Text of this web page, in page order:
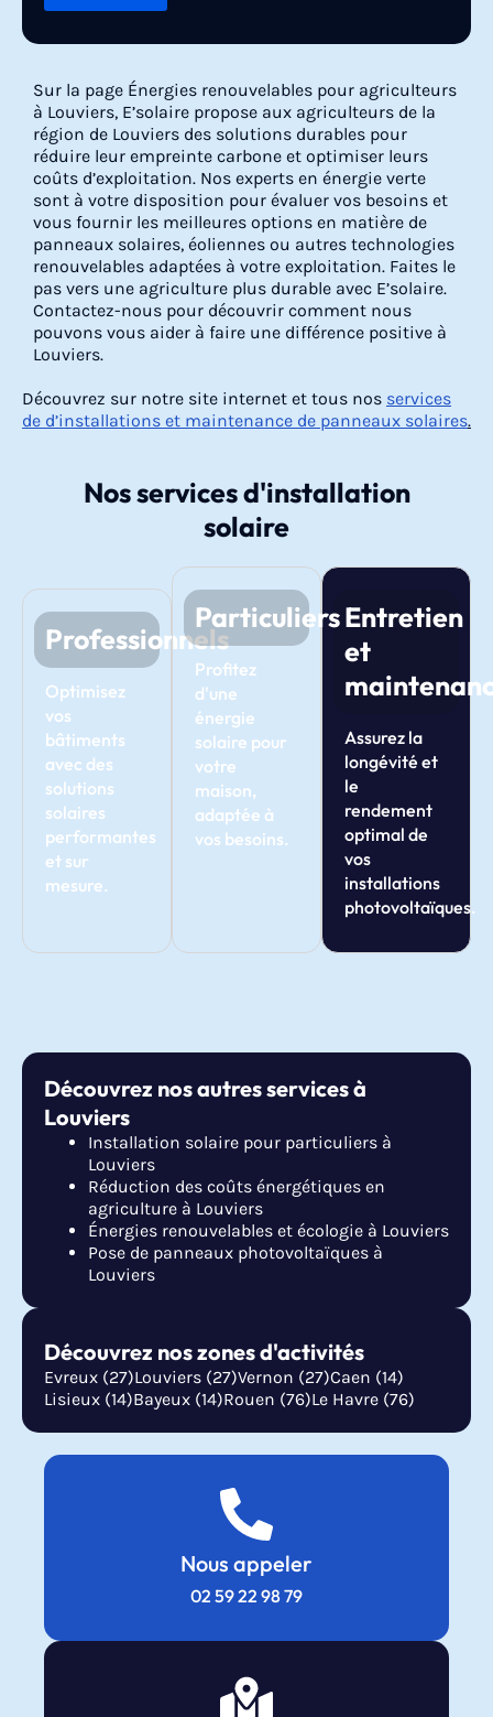
Sur la page Énergies renouvelables pour agriculteurs
à Louviers, E’solaire propose aux agriculteurs de la
région de Louviers des solutions durables pour
réduire leur empreinte carbone et optimiser leurs
coûts d’exploitation. Nos experts en énergie verte
sont à votre disposition pour évaluer vos besoins et
vous fournir les meilleures options en matière de
panneaux solaires, éoliennes ou autres technologies
renouvelables adaptées à votre exploitation. Faites le
pas vers une agriculture plus durable avec E’solaire.
Contactez-nous pour découvrir comment nous
pouvons vous aider à faire une différence positive à
Louviers.
Découvrez sur notre site internet et tous nos services
de d’installations et maintenance de panneaux solaires.
Nos services d'installation
solaire
Professionnels
Optimisez
vos
bâtiments
avec des
solutions
solaires
performantes
et sur
mesure.
Particuliers
Profitez
d'une
énergie
solaire pour
votre
maison,
adaptée à
vos besoins.
Entretien
et
Assurez la
longévité et
le
rendement
optimal de
vos
installations
photovoltaïques.
Découvrez nos autres services à
Louviers
Installation solaire pour particuliers à
Louviers
Réduction des coûts énergétiques en
agriculture à Louviers
Énergies renouvelables et écologie à Louviers
Pose de panneaux photovoltaïques à
Louviers
Découvrez nos zones d'activités
Evreux (27)Louviers (27)Vernon (27)Caen (14)
Lisieux (14)Bayeux (14)Rouen (76)Le Havre (76)
Nous appeler
02 59 22 98 79